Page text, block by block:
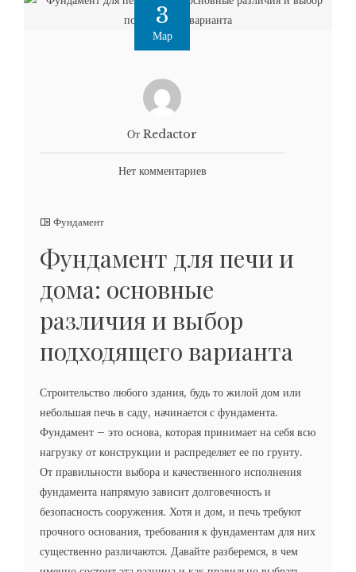
3
Мар
От Redactor
Нет комментариев
Фундамент
Фундамент для печи и
дома: основные
различия и выбор
подходящего варианта
Строительство любого здания, будь то жилой дом или
небольшая печь в саду, начинается с фундамента.
Фундамент – это основа, которая принимает на себя всю
нагрузку от конструкции и распределяет ее по грунту.
От правильности выбора и качественного исполнения
фундамента напрямую зависит долговечность и
безопасность сооружения. Хотя и дом, и печь требуют
прочного основания, требования к фундаментам для них
существенно различаются. Давайте разберемся, в чем